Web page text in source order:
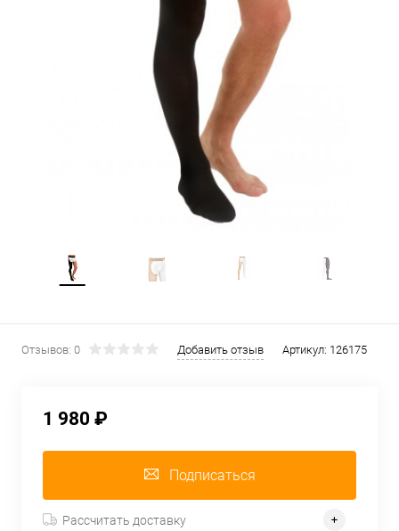
Отзывов: 0 Добавить отзыв Артикул: 126175
1 980 ₽
Подписаться
Рассчитать доставку